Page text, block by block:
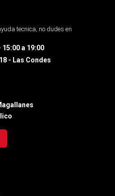
tecnica, no dudes en
15:00 a 19:00
- Las Condes